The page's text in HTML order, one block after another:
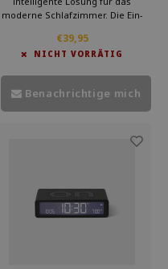
moderne Schlafzimmer. Die Ein-
und einfach zu bedienen. Das
graue Design verleiht jedem Raum
€39,95
NICHT VORRÄTIG
Benachrichtige mich